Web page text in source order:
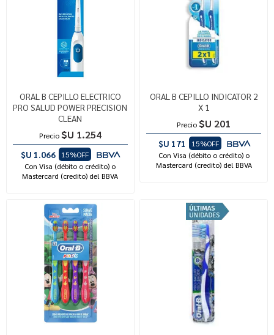
ORAL B CEPILLO ELECTRICO
PRO SALUD POWER PRECISION
CLEAN
Precio $U 1.254
$U 1.066
15%OFF
Con Visa (débito o crédito) o
Mastercard (credito) del BBVA
ORAL B CEPILLO INDICATOR 2
X 1
Precio $U 201
$U 171
15%OFF
Con Visa (débito o crédito) o
Mastercard (credito) del BBVA